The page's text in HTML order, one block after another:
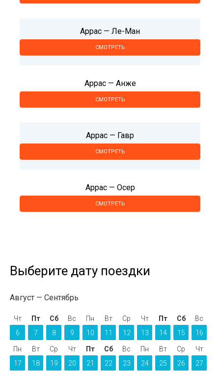
Аррас — Ле-Ман
СМОТРЕТЬ
Аррас — Анже
СМОТРЕТЬ
Аррас — Гавр
СМОТРЕТЬ
Аррас — Осер
СМОТРЕТЬ
Выберите дату поездки
Август Сентябрь
Чт
6
Пт
7
Сб
8
Вс
9
Пн
10
Вт
11
Ср
12
Чт
13
Пт
14
Сб
15
Вс
16
Пн
17
Вт
18
Ср
19
Чт
20
Пт
21
Сб
22
Вс
23
Пн
24
Вт
25
Ср
26
Чт
27